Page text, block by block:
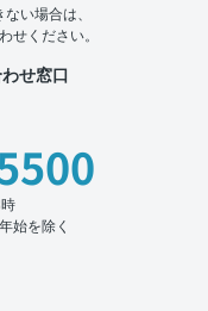
い場合は、
せください。
せ窓口
始を除く